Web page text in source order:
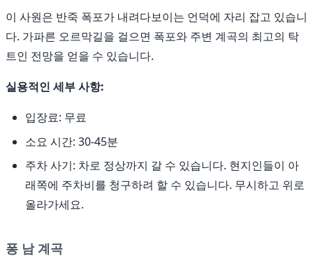
이 사원은 반죽 폭포가 내려다보이는 언덕에 자리 잡고 있습니
다. 가파른 오르막길을 걸으면 폭포와 주변 계곡의 최고의 탁
트인 전망을 얻을 수 있습니다.
실용적인 세부 사항:
입장료: 무료
소요 시간: 30-45분
주차 사기: 차로 정상까지 갈 수 있습니다. 현지인들이 아
래쪽에 주차비를 청구하려 할 수 있습니다. 무시하고 위로
올라가세요.
퐁 남 계곡